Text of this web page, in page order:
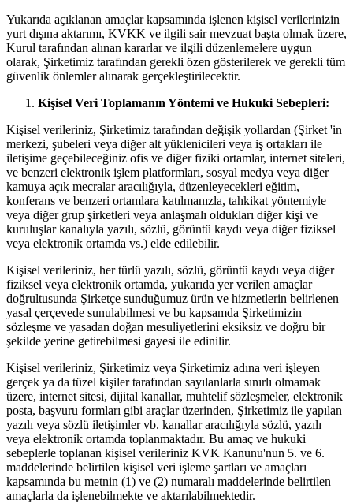
Yukarıda açıklanan amaçlar kapsamında işlenen kişisel verilerinizin
yurt dışına aktarımı, KVKK ve ilgili sair mevzuat başta olmak üzere,
Kurul tarafından alınan kararlar ve ilgili düzenlemelere uygun
olarak, Şirketimiz tarafından gerekli özen gösterilerek ve gerekli tüm
güvenlik önlemler alınarak gerçekleştirilecektir.
Kişisel Veri Toplamanın Yöntemi ve Hukuki Sebepleri:
Kişisel verileriniz, Şirketimiz tarafından değişik yollardan (Şirket 'in
merkezi, şubeleri veya diğer alt yüklenicileri veya iş ortakları ile
iletişime geçebileceğiniz ofis ve diğer fiziki ortamlar, internet siteleri,
ve benzeri elektronik işlem platformları, sosyal medya veya diğer
kamuya açık mecralar aracılığıyla, düzenleyecekleri eğitim,
konferans ve benzeri ortamlara katılmanızla, tahkikat yöntemiyle
veya diğer grup şirketleri veya anlaşmalı oldukları diğer kişi ve
kuruluşlar kanalıyla yazılı, sözlü, görüntü kaydı veya diğer fiziksel
veya elektronik ortamda vs.) elde edilebilir.
Kişisel verileriniz, her türlü yazılı, sözlü, görüntü kaydı veya diğer
fiziksel veya elektronik ortamda, yukarıda yer verilen amaçlar
doğrultusunda Şirketçe sunduğumuz ürün ve hizmetlerin belirlenen
yasal çerçevede sunulabilmesi ve bu kapsamda Şirketimizin
sözleşme ve yasadan doğan mesuliyetlerini eksiksiz ve doğru bir
şekilde yerine getirebilmesi gayesi ile edinilir.
Kişisel verileriniz, Şirketimiz veya Şirketimiz adına veri işleyen
gerçek ya da tüzel kişiler tarafından sayılanlarla sınırlı olmamak
üzere, internet sitesi, dijital kanallar, muhtelif sözleşmeler, elektronik
posta, başvuru formları gibi araçlar üzerinden, Şirketimiz ile yapılan
yazılı veya sözlü iletişimler vb. kanallar aracılığıyla sözlü, yazılı
veya elektronik ortamda toplanmaktadır. Bu amaç ve hukuki
sebeplerle toplanan kişisel verileriniz KVK Kanunu'nun 5. ve 6.
maddelerinde belirtilen kişisel veri işleme şartları ve amaçları
kapsamında bu metnin (1) ve (2) numaralı maddelerinde belirtilen
amaçlarla da işlenebilmekte ve aktarılabilmektedir.